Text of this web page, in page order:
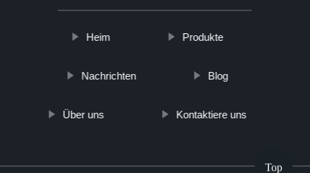
Heim Produkte
Nachrichten Blog
Über uns Kontaktiere uns
Top